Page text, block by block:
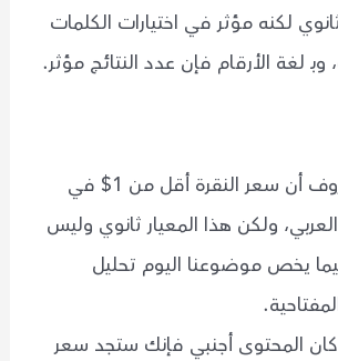
لكنه مؤثر في اختيارات الكلمات
وبـ لغة الأرقام فإن عدد النتائج مؤثر.
من المعروف أن سعر النقرة أقل من 1$ في
ولكن هذا المعيار ثانوي وليس
يخص موضوعنا اليوم تحليل
كان المحتوى أجنبي فإنك ستجد سعر